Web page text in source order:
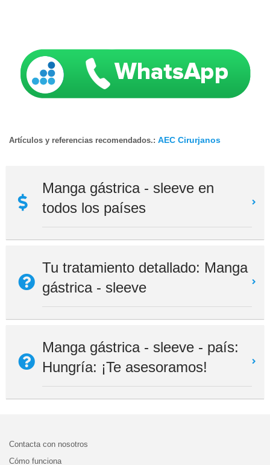
Artículos y referencias recomendados.: AEC Cirurjanos
Manga gástrica - sleeve en
todos los países
Tu tratamiento detallado: Manga
gástrica - sleeve
Manga gástrica - sleeve - país:
Hungría: ¡Te asesoramos!
Contacta con nosotros
Cómo funciona